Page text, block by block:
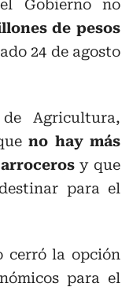
Gobierno no
de pesos
24 de agosto
Agricultura,
no hay más
y que
para el
cerró la opción
para el